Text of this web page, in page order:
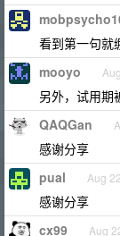
看到第一句就
mooyo
另外，试用期
QAQGan
感谢分享
pual Aug
感谢分享
cx99 Aug